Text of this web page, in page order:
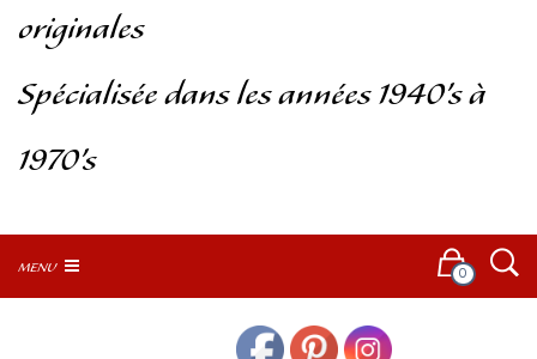
originales
Spécialisée dans les années 1940’s à
1970’s
MENU 0